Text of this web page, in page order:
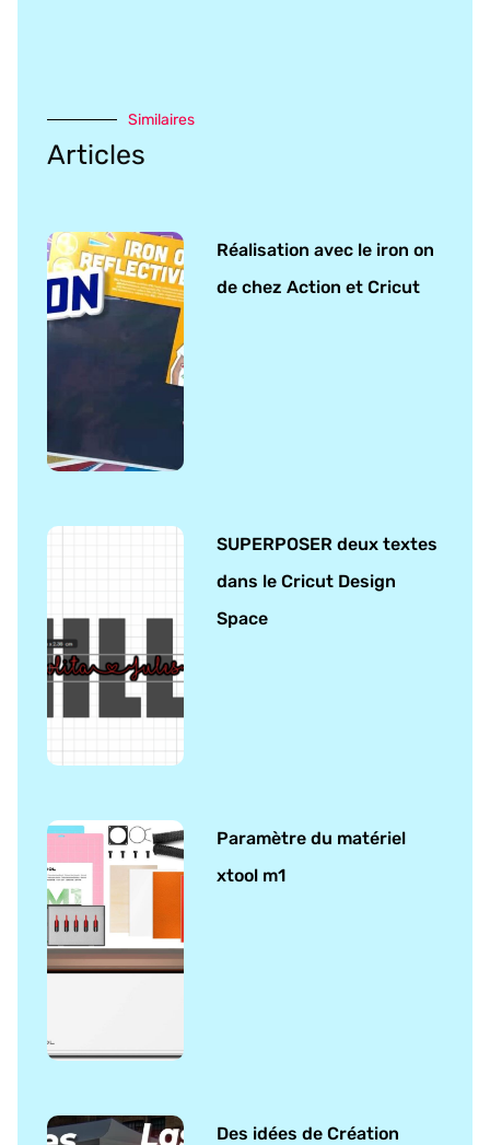
Similaires
Articles
Réalisation avec le iron on
de chez Action et Cricut
SUPERPOSER deux textes
dans le Cricut Design
Space
Paramètre du matériel
xtool m1
Des idées de Création